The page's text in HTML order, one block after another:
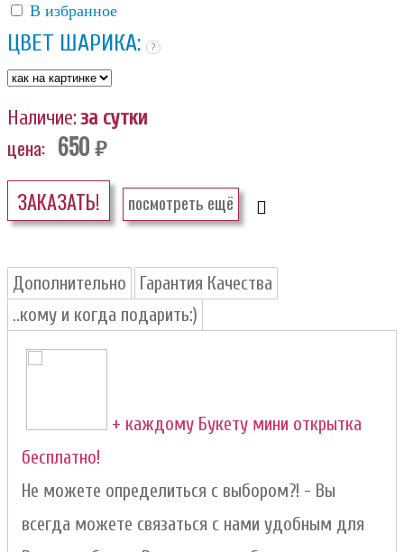
В избранное
ЦВЕТ ШАРИКА: ?
Наличие:за сутки
цена: 650 руб.
ЗАКАЗАТЬ! посмотреть ещё
Дополнительно
Гарантия Качества
..кому и когда подарить:)
+ каждому Букету мини открытка
бесплатно!
Не можете определиться с выбором?! - Вы
всегда можете связаться с нами удобным для